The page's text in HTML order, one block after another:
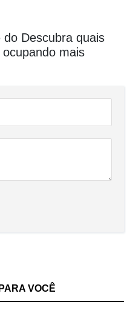
Descubra quais
mais
VOCÊ